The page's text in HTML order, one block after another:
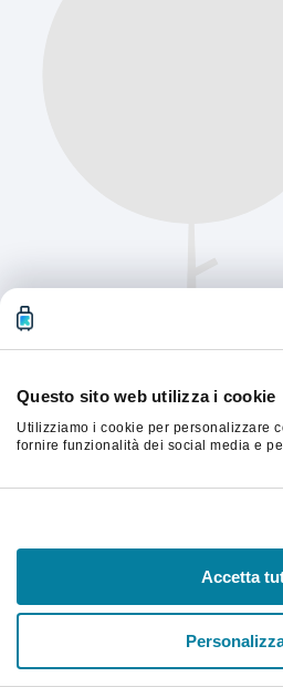
Questo sito web utilizza i cookie
Utilizziamo i cookie per personalizzare
fornire funzionalità dei social media e
che hai fornito loro o che hanno
Accetta
Aggiorna la pagina